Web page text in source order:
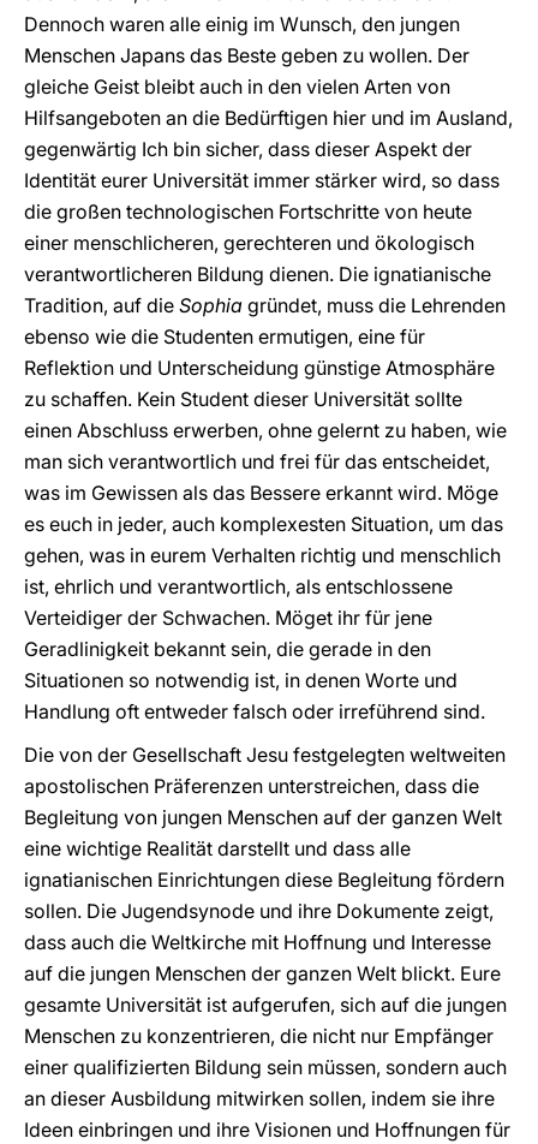
Dennoch waren alle einig im Wunsch, den jungen
Menschen Japans das Beste geben zu wollen. Der
gleiche Geist bleibt auch in den vielen Arten von
Hilfsangeboten an die Bedürftigen hier und im Ausland,
gegenwärtig Ich bin sicher, dass dieser Aspekt der
Identität eurer Universität immer stärker wird, so dass
die großen technologischen Fortschritte von heute
einer menschlicheren, gerechteren und ökologisch
verantwortlicheren Bildung dienen. Die ignatianische
Tradition, auf die Sophia gründet, muss die Lehrenden
ebenso wie die Studenten ermutigen, eine für
Reflektion und Unterscheidung günstige Atmosphäre
zu schaffen. Kein Student dieser Universität sollte
einen Abschluss erwerben, ohne gelernt zu haben, wie
man sich verantwortlich und frei für das entscheidet,
was im Gewissen als das Bessere erkannt wird. Möge
es euch in jeder, auch komplexesten Situation, um das
gehen, was in eurem Verhalten richtig und menschlich
ist, ehrlich und verantwortlich, als entschlossene
Verteidiger der Schwachen. Möget ihr für jene
Geradlinigkeit bekannt sein, die gerade in den
Situationen so notwendig ist, in denen Worte und
Handlung oft entweder falsch oder irreführend sind.
Die von der Gesellschaft Jesu festgelegten weltweiten
apostolischen Präferenzen unterstreichen, dass die
Begleitung von jungen Menschen auf der ganzen Welt
eine wichtige Realität darstellt und dass alle
ignatianischen Einrichtungen diese Begleitung fördern
sollen. Die Jugendsynode und ihre Dokumente zeigt,
dass auch die Weltkirche mit Hoffnung und Interesse
auf die jungen Menschen der ganzen Welt blickt. Eure
gesamte Universität ist aufgerufen, sich auf die jungen
Menschen zu konzentrieren, die nicht nur Empfänger
einer qualifizierten Bildung sein müssen, sondern auch
an dieser Ausbildung mitwirken sollen, indem sie ihre
Ideen einbringen und ihre Visionen und Hoffnungen für